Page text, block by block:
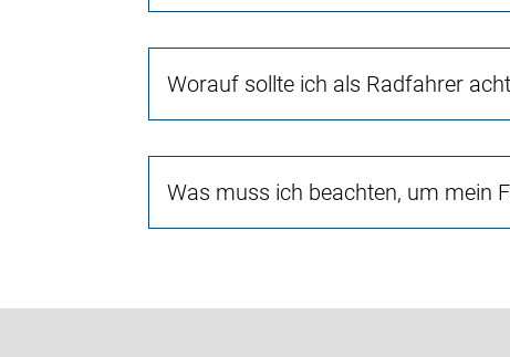
Worauf sollte ich als Radfahrer
Was muss ich beachten, um mein